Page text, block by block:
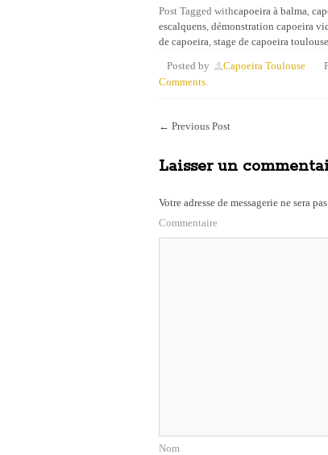
Post Tagged withcapoeira à balma
escalquens démonstration capoeira
de capoeira stage de capoeira toulouse
Posted by
Capoeira Toulouse
Comments.
← Previous Post
Laisser un
Votre adresse de messagerie ne sera
Commentaire
Nom